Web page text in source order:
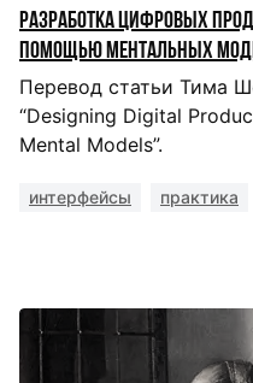
Разработка цифровых
помощью ментальных
Перевод статьи Тима
“Designing Digital
Mental Models”.
интерфейсы практика